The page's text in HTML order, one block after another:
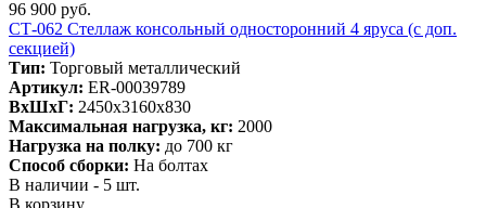
96 900 руб.
СТ-062 Стеллаж консольный односторонний 4 яруса (c доп.
секцией)
Тип: Торговый металлический
Артикул: ER-00039789
ВxШxГ: 2450x3160x830
Максимальная нагрузка, кг: 2000
Нагрузка на полку: до 700 кг
Способ сборки: На болтах
В наличии - 5 шт.
В корзину